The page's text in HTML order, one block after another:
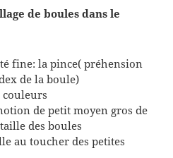
de boules dans le
fine: la pince( préhension
de la boule)
couleurs
de petit moyen gros de
des boules
au toucher des petites